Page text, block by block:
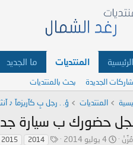
الرئيسية المنتديات ما الجديد
الجديدة بحث بالمنتديات
المنتديات ؤ. . رجل بِ كآريزمآ ♪
حضورك ب سيارة
بمُزُنْ
ت4 يوليو 2014
ا 2014
2015